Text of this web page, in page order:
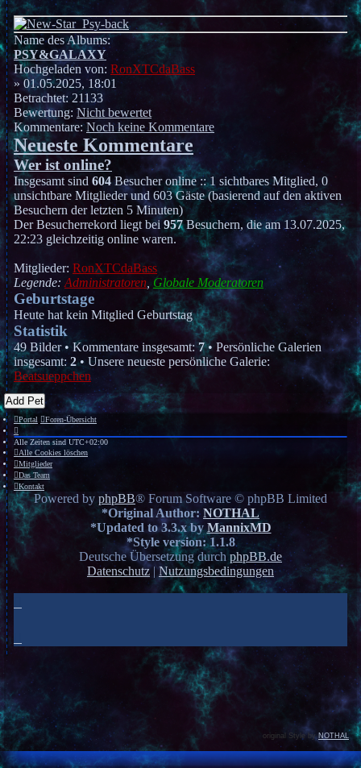
Name des Albums:
PSY&GALAXY
Hochgeladen von: RonXTCdaBass
» 01.05.2025, 18:01
Betrachtet: 21133
Bewertung:Nicht bewertet
Kommentare:Noch keine Kommentare
Neueste Kommentare
Wer ist online?
Insgesamt sind 604Besucher online :: 1 sichtbares Mitglied, 0
unsichtbare Mitglieder und 603 Gäste (basierend auf den aktiven
Besuchern der letzten 5 Minuten)
Der Besucherrekord liegt bei 957Besuchern, die am 13.07.2025,
22:23 gleichzeitig online waren.
Mitglieder: RonXTCdaBass
Legende: Administratoren Globale Moderatoren
Geburtstage
Heute hat kein Mitglied Geburtstag
Statistik
49 Bilder • Kommentare insgesamt:7• Persönliche Galerien
insgesamt: 2• Unsere neueste persönliche Galerie:
Beatsueppchen
Add Pet
Portal Foren-Übersicht
Alle Zeiten sind UTC+02:00
Alle Cookies löschen
Mitglieder
Das Team
Kontakt
Powered by phpBB® Forum Software © phpBB Limited
*Original Author:NOTHAL
*Updated to 3.3.x byMannixMD
*Style version: 1.1.8
Deutsche Übersetzung durch phpBB.de
Datenschutz|Nutzungsbedingungen
original Style by NOTHAL